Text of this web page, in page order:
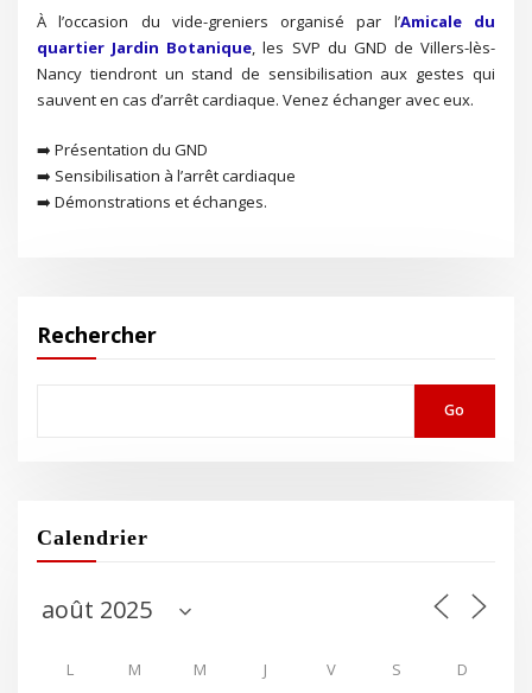
À l’occasion du vide-greniers organisé par l’Amicale du
quartier Jardin Botanique, les SVP du GND de Villers-lès-
Nancy tiendront un stand de sensibilisation aux gestes qui
sauvent en cas d’arrêt cardiaque. Venez échanger avec eux.
➡️ Présentation du GND
➡️ Sensibilisation à l’arrêt cardiaque
➡️ Démonstrations et échanges.
Rechercher
Go
Calendrier
L M M J V S D